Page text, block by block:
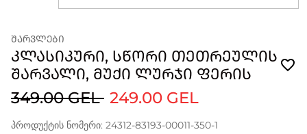
ᲨᲐᲠᲕᲚᲔᲑᲘ
ᲙᲚᲐᲡᲘᲙᲣᲠᲘ, ᲡᲬᲝᲠᲘ ᲗᲔᲗᲠᲔᲣᲚᲘᲡ
ᲨᲐᲠᲕᲐᲚᲘ, ᲛᲣᲥᲘ ᲚᲣᲠᲯᲘ ᲤᲔᲠᲘᲡ
349.00 GEL 249.00 GEL
პროდუქტის ნომერი: 24312-83193-00011-350-1